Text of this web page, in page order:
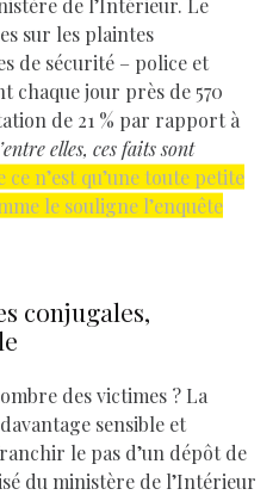
sur les plaintes
de sécurité – police et
chaque jour près de 570
de 21 % par rapport à
elles, ces faits sont
ce n’est qu’une toute petite
le souligne l’enquête
conjugales,
des victimes ? La
sensible et
le pas d’un dépôt de
du ministère de l’Intérieur